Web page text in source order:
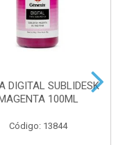
DIGITAL SUBLIDESK
100ML
Código: 13844